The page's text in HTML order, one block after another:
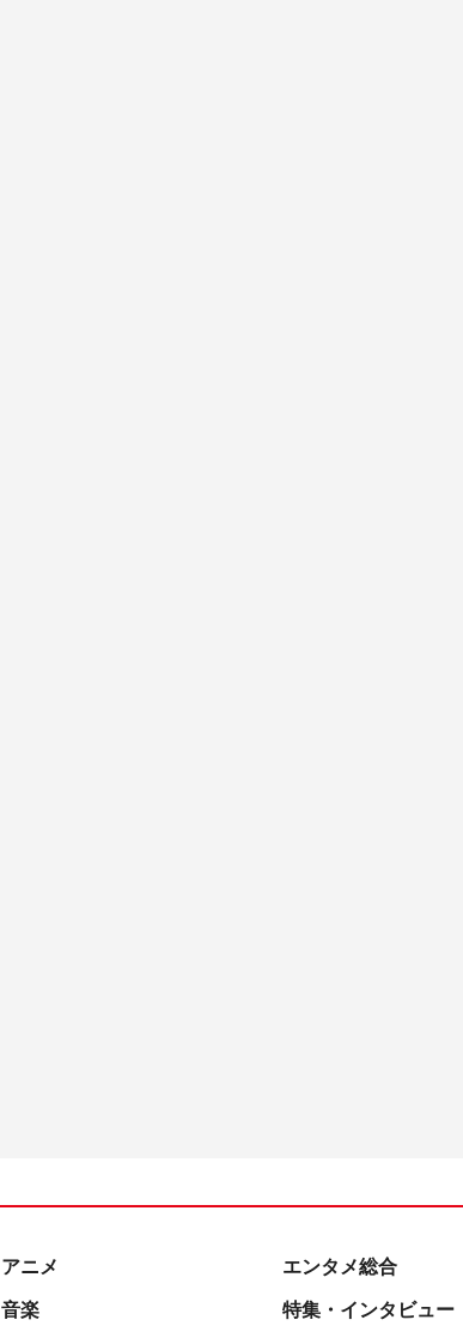
アニメ
音楽
エンタメ総合
特集・インタビュー